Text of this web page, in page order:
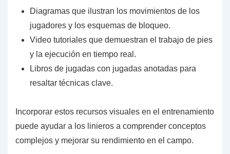
Diagramas que ilustran los movimientos de los
jugadores y los esquemas de bloqueo.
Video tutoriales que demuestran el trabajo de pies
y la ejecución en tiempo real.
Libros de jugadas con jugadas anotadas para
resaltar técnicas clave.
Incorporar estos recursos visuales en el entrenamiento
puede ayudar a los linieros a comprender conceptos
complejos y mejorar su rendimiento en el campo.